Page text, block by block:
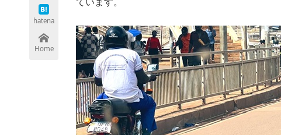
hatena
Home
ています。